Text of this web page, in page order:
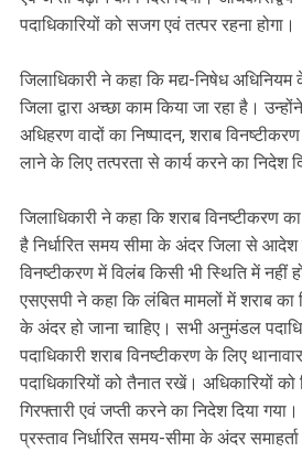
पदाधिकारियों को सजग एवं तत्पर रहना होगा।
जिलाधिकारी ने कहा कि मद्य-निषेध
जिला द्वारा अच्छा काम किया जा रहा है।
अधिहरण वादों का निष्पादन, शराब
लाने के लिए तत्परता से कार्य करने का निदेश
जिलाधिकारी ने कहा कि शराब विनष्टीकरण
है निर्धारित समय सीमा के अंदर जिला से आदेश
विनष्टीकरण में विलंब किसी भी स्थिति में नहीं
एसएसपी ने कहा कि लंबित मामलों में शराब का
के अंदर हो जाना चाहिए। सभी अनुमंडल
पदाधिकारी शराब विनष्टीकरण के लिए
पदाधिकारियों को तैनात रखें। अधिकारियों को
गिरफ्तारी एवं जप्ती करने का निदेश दिया
प्रस्ताव निर्धारित समय-सीमा के अंदर